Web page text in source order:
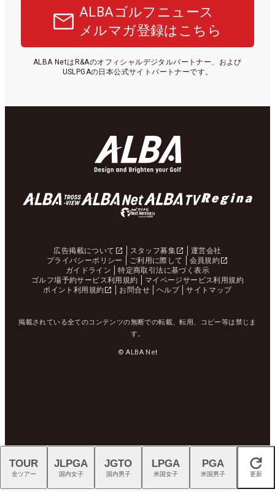
ALBAゴルフニュース
メルマガ登録はこちら
ALBA NetはR&Aのオフィシャルデジタルパートナー、および
USLPGAの日本公式サイトパートナーです。
広告掲載について スタッフ募集
運営会社
プライバシーポリシー
ご利用に際して
会員規約
ガイドライン
特定商取引法に基づく表示
ゴルフ場予約サービス利用規約
マイページサービス利用規約
ポイント利用規約
お問合せ ヘルプ サイトマップ
掲載されている全てのコンテンツの無断での転載、転用、コピー等は禁じま
す。
© ALBA Net
閉じる
TOUR
全ツアー
JLPGA
国内女子
JGTO
国内男子
LPGA
米国女子
PGA
米国男子 更新